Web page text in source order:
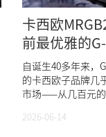
卡西欧
前最优雅的
自诞生40多年来，
的卡西欧子品牌几
市场——从几百元
2026-06-14